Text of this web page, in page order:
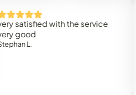
with the service
It